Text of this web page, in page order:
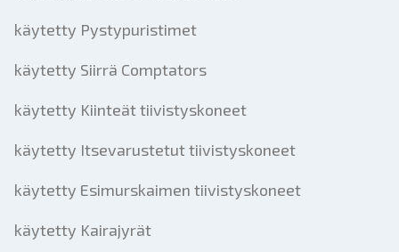
käytetty Pystypuristimet
käytetty Siirrä Comptators
käytetty Kiinteät tiivistyskoneet
käytetty Itsevarustetut tiivistyskoneet
käytetty Esimurskaimen tiivistyskoneet
käytetty Kairajyrät